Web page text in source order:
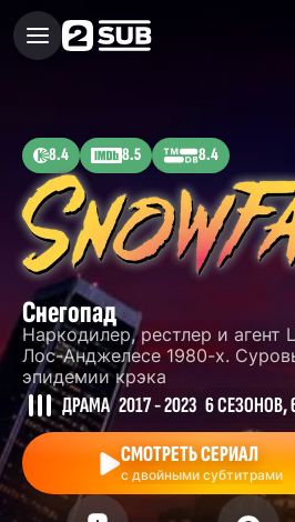
8.4 8.5 8.4
Снегопад
Наркодилер, рестлер и агент
Лос-Анджелесе 1980-х.
эпидемии крэка
ДРАМА 2017 - 2023 6 СЕЗОНОВ,
СМОТРЕТЬ СЕРИАЛ
с двойными субтитрами